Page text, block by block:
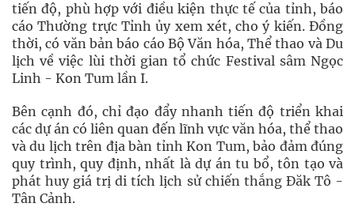
tiến độ, phù hợp với điều kiện thực tế của tỉnh, báo
cáo Thường trực Tỉnh ủy xem xét, cho ý kiến. Đồng
thời, có văn bản báo cáo Bộ Văn hóa, Thể thao và Du
lịch về việc lùi thời gian tổ chức Festival sâm Ngọc
Linh - Kon Tum lần I.
Bên cạnh đó, chỉ đạo đẩy nhanh tiến độ triển khai
các dự án có liên quan đến lĩnh vực văn hóa, thể thao
và du lịch trên địa bàn tỉnh Kon Tum, bảo đảm đúng
quy trình, quy định, nhất là dự án tu bổ, tôn tạo và
phát huy giá trị di tích lịch sử chiến thắng Đăk Tô -
Tân Cảnh.